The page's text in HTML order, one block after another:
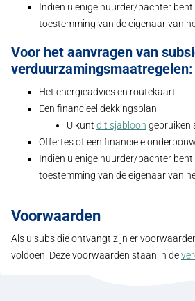
Indien u enige huurder/pachter
toestemming van de eigenaar van
Voor het aanvragen van
verduurzamingsmaatregelen:
Het energieadvies en routekaart
Een financieel dekkingsplan
U kunt dit sjabloon gebruiken
Offertes of een financiële
Indien u enige huurder/pachter
toestemming van de eigenaar van
Voorwaarden
Als u subsidie ontvangt zijn er
voldoen. Deze voorwaarden staan in de